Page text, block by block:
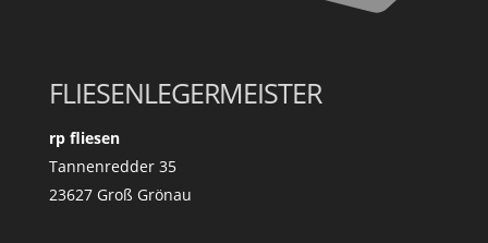
FLIESENLEGERMEISTER
rp fliesen
Tannenredder 35
23627 Groß Grönau